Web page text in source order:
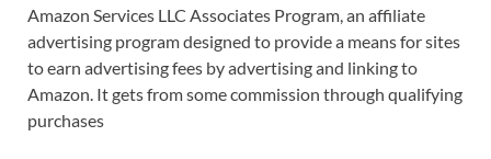
Amazon Services LLC Associates Program, an affiliate
advertising program designed to provide a means for sites
to earn advertising fees by advertising and linking to
Amazon. It gets from some commission through qualifying
purchases